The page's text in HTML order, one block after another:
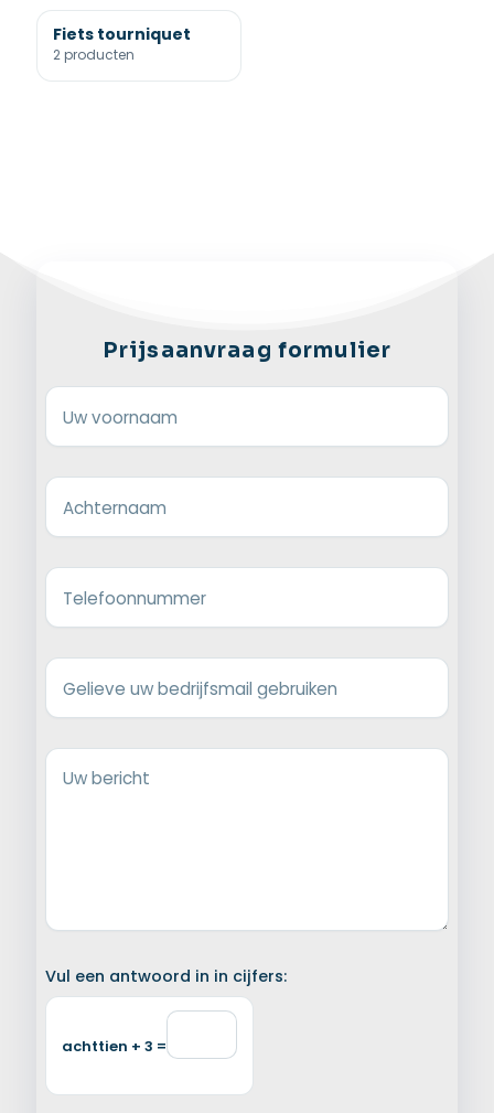
Fiets tourniquet
2 producten
Prijsaanvraag formulier
Uw voornaam
Achternaam
Telefoonnummer
Gelieve uw bedrijfsmail gebruiken
Uw bericht
Vul een antwoord in in cijfers:
achttien + 3 =